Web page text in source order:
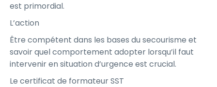
est primordial.
L’action
Être compétent dans les bases du secourisme et
savoir quel comportement adopter lorsqu’il faut
intervenir en situation d’urgence est crucial.
Le certificat de formateur SST